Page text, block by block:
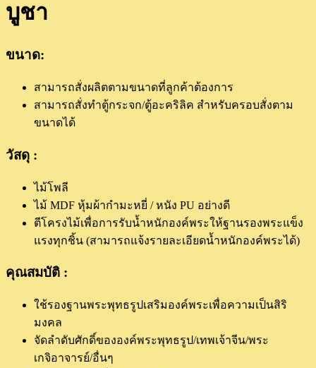
บูชา
ขนาด:
สามารถสั่งผลิตตามขนาดที่ลูกค้าต้องการ
สามารถสั่งทำตู้กระจก/ตู้อะคริลิค สำหรับครอบสั่งตาม
ขนาดได้
วัสดุ :
ไม้โพลี
ไม้ MDF หุ้มผ้ากำมะหยี่ / หนัง PU อย่างดี
ตีโครงไม้เพื่อการรับน้ำหนักองค์พระให้ฐานรองพระแข็ง
แรงทุกชิ้น (สามารถแจ้งรายละเอียดน้ำหนักองค์พระได้)
คุณสมบัติ :
ใช้รองฐานพระพุทธรูปเสริมองค์พระเพื่อความเป็นสิริ
มงคล
จัดลำดับศักดิ์ขององค์พระพุทธรูป/เทพเจ้าจีน/พระ
เกจิอาจารย์/อื่นๆ